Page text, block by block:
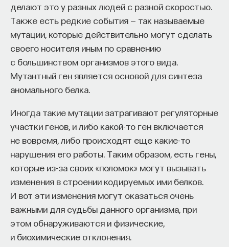
делают это у разных людей с разной скоростью.
Также есть редкие события — так называемые
мутации, которые действительно могут сделать
своего носителя иным по сравнению
с большинством организмов этого вида.
Мутантный ген является основой для синтеза
аномального белка.
Иногда такие мутации затрагивают регуляторные
участки генов, и либо какой-то ген включается
не вовремя, либо происходят еще какие-то
нарушения его работы. Таким образом, есть гены,
которые из-за своих «поломок» могут вызывать
изменения в строении кодируемых ими белков.
И вот эти изменения могут оказаться очень
важными для судьбы данного организма, при
этом обнаруживаются и физические,
и биохимические отклонения.